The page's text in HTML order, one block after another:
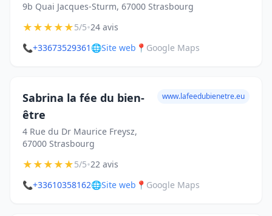
9b Quai Jacques-Sturm, 67000 Strasbourg
★★★★★5/5•24 avis
📞+33673529361 🌐Site web 📍 Google Maps
Sabrina la fée du bien-
être
4 Rue du Dr Maurice Freysz,
67000 Strasbourg
www.lafeedubienetre.eu
★★★★★5/5•22 avis
📞+33610358162🌐Site web 📍 Google Maps